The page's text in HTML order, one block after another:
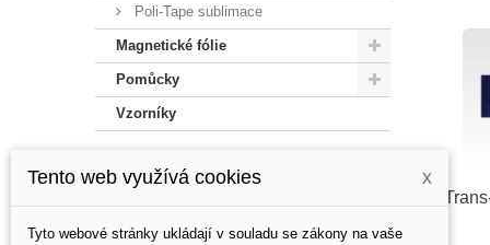
Poli-Tape sublimace
Magnetické fólie
Pomůcky
Vzorníky
Tento web využívá cookies x
Tyto webové stránky ukládají v souladu se zákony na vaše